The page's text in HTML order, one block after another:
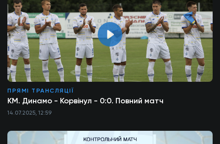
ПРЯМІ ТРАНСЛЯЦІЇ
КМ. Динамо - Корвінул - 0:0. Повний матч
14.07.2025, 12:59